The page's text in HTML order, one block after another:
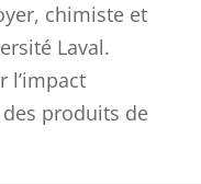
chimiste et
Laval.
l’impact
produits de